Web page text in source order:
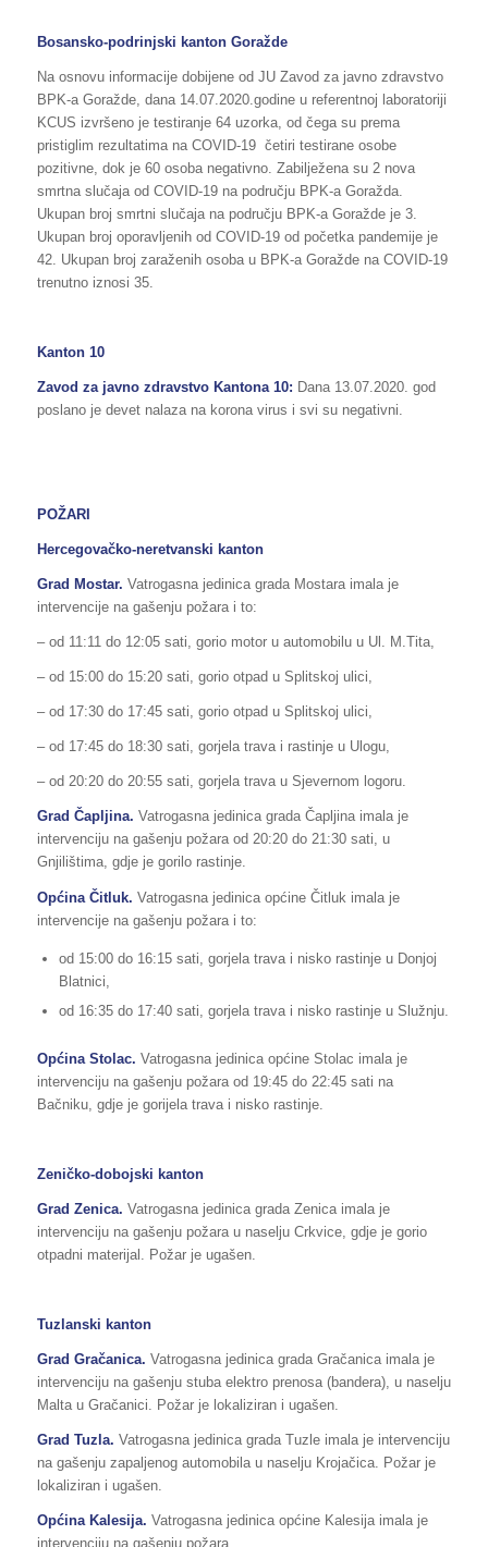
Bosansko-podrinjski kanton Goražde
Na osnovu informacije dobijene od JU Zavod za javno zdravstvo
BPK-a Goražde, dana 14.07.2020.godine u referentnoj laboratoriji
KCUS izvršeno je testiranje 64 uzorka, od čega su prema
pristiglim rezultatima na COVID-19 četiri testirane osobe
pozitivne, dok je 60 osoba negativno. Zabilježena su 2 nova
smrtna slučaja od COVID-19 na području BPK-a Goražda.
Ukupan broj smrtni slučaja na području BPK-a Goražde je 3.
Ukupan broj oporavljenih od COVID-19 od početka pandemije je
42. Ukupan broj zaraženih osoba u BPK-a Goražde na COVID-19
trenutno iznosi 35.
Kanton 10
Zavod za javno zdravstvo Kantona 10: Dana 13.07.2020. god
poslano je devet nalaza na korona virus i svi su negativni.
POŽARI
Hercegovačko-neretvanski kanton
Grad Mostar. Vatrogasna jedinica grada Mostara imala je
intervencije na gašenju požara i to:
– od 11:11 do 12:05 sati, gorio motor u automobilu u Ul. M.Tita,
– od 15:00 do 15:20 sati, gorio otpad u Splitskoj ulici,
– od 17:30 do 17:45 sati, gorio otpad u Splitskoj ulici,
– od 17:45 do 18:30 sati, gorjela trava i rastinje u Ulogu,
– od 20:20 do 20:55 sati, gorjela trava u Sjevernom logoru.
Grad Čapljina. Vatrogasna jedinica grada Čapljina imala je
intervenciju na gašenju požara od 20:20 do 21:30 sati, u
Gnjilištima, gdje je gorilo rastinje.
Općina Čitluk. Vatrogasna jedinica općine Čitluk imala je
intervencije na gašenju požara i to:
od 15:00 do 16:15 sati, gorjela trava i nisko rastinje u Donjoj
Blatnici,
od 16:35 do 17:40 sati, gorjela trava i nisko rastinje u Služnju.
Općina Stolac. Vatrogasna jedinica općine Stolac imala je
intervenciju na gašenju požara od 19:45 do 22:45 sati na
Bačniku, gdje je gorijela trava i nisko rastinje.
Zeničko-dobojski kanton
Grad Zenica. Vatrogasna jedinica grada Zenica imala je
intervenciju na gašenju požara u naselju Crkvice, gdje je gorio
otpadni materijal. Požar je ugašen.
Tuzlanski kanton
Grad Gračanica. Vatrogasna jedinica grada Gračanica imala je
intervenciju na gašenju stuba elektro prenosa (bandera), u naselju
Malta u Gračanici. Požar je lokaliziran i ugašen.
Grad Tuzla. Vatrogasna jedinica grada Tuzle imala je intervenciju
na gašenju zapaljenog automobila u naselju Krojačica. Požar je
lokaliziran i ugašen.
Općina Kalesija. Vatrogasna jedinica općine Kalesija imala je
intervenciju na gašenju požara